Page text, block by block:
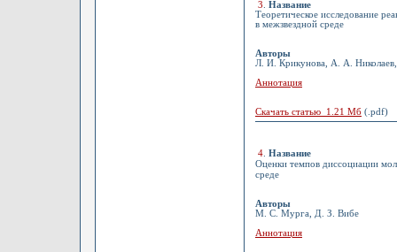
3
Название
Теоретическое исследование
в межзвездной среде
Авторы
Л. И. Крикунова, А. А.
Аннотация
Скачать статью 1.21 Мб (.pdf)
4 Название
Оценки темпов диссоциации
среде
Авторы
М. С. Мурга, Д. З. Вибе
Аннотация